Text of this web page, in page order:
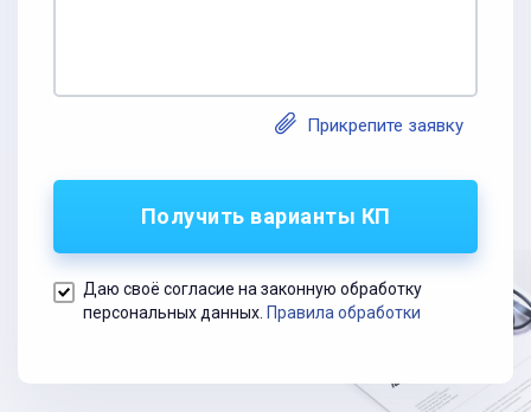
Прикрепите заявку
Получить варианты КП
Даю своё согласие на законную обработку
персональных данных. Правила обработки